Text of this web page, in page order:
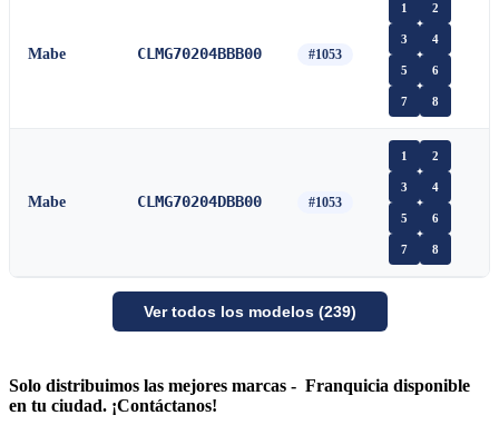
Mabe CLMG70204BBB00 #1053
1 2
3 4
5 6
7 8
Mabe CLMG70204DBB00 #1053
1 2
3 4
5 6
7 8
Ver todos los modelos (239)
Solo distribuimos las mejores marcas - Franquicia disponible
en tu ciudad. ¡Contáctanos!